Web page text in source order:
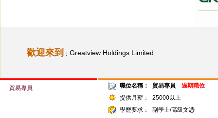
歡迎來到 ： Greatview Holdings Limited
貿易專員 職位名稱： 貿易專員
過期職位
提供月薪：
25000以上
學歷要求：
副學士/高級文憑